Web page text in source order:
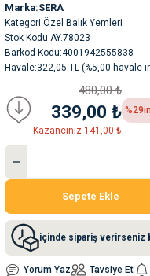
Temizlik Ürünleri
Marka SERA
Kategori Özel Balık Yemleri
Stok Kodu AY.78023
Barkod Kodu 4001942555838
Havale 322,05 TL (%5,00 havale
480,00 ₺
339,00 ₺
Kazancınız 141,00 ₺
%29
Sepete Ekle
içinde sipariş verirseniz
Yorum Yaz Tavsiye Et